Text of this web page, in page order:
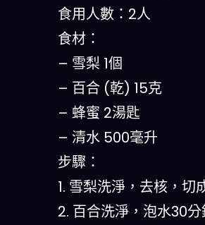
食用人數：2人
食材：
– 雪梨 1個
– 百合 (乾) 15克
– 蜂蜜 2湯匙
– 清水 500毫升
步驟：
1. 雪梨洗淨，去核，切
2. 百合洗淨，泡水30分